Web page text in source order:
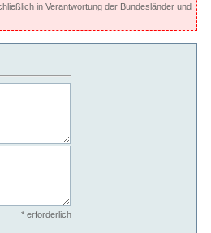
in Verantwortung der Bundesländer und
* erforderlich